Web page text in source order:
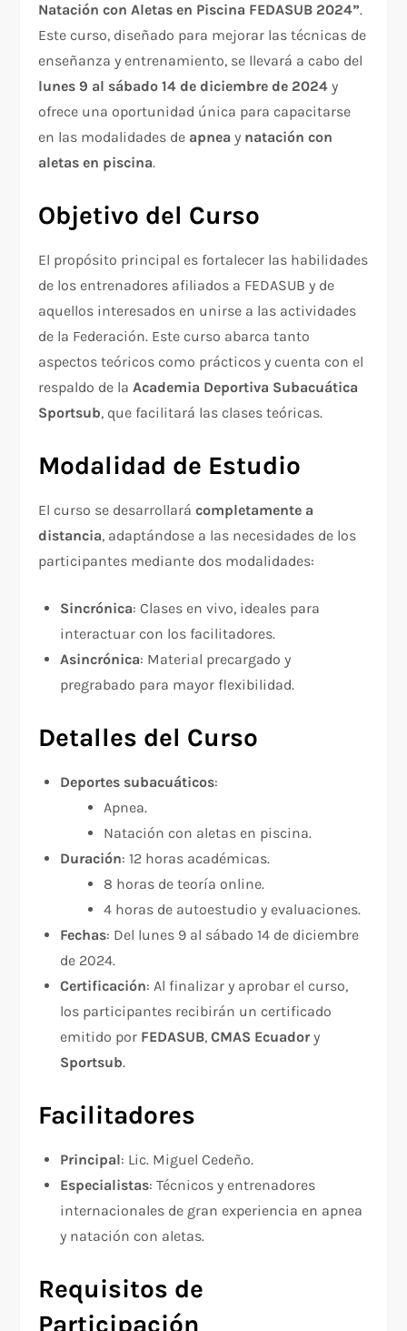
Natación con Aletas en Piscina FEDASUB 2024”.
Este curso, diseñado para mejorar las técnicas de
enseñanza y entrenamiento, se llevará a cabo del
lunes 9 al sábado 14 de diciembre de 2024 y
ofrece una oportunidad única para capacitarse
en las modalidades de apnea y natación con
aletas en piscina.
Objetivo del Curso
El propósito principal es fortalecer las habilidades
de los entrenadores afiliados a FEDASUB y de
aquellos interesados en unirse a las actividades
de la Federación. Este curso abarca tanto
aspectos teóricos como prácticos y cuenta con el
respaldo de laAcademia Deportiva Subacuática
Sportsub, que facilitará las clases teóricas.
Modalidad de Estudio
El curso se desarrollarácompletamente a
distancia, adaptándose a las necesidades de los
participantes mediante dos modalidades:
Sincrónica: Clases en vivo, ideales para
interactuar con los facilitadores.
Asincrónica: Material precargado y
pregrabado para mayor flexibilidad.
Detalles del Curso
Deportes subacuáticos:
Apnea.
Natación con aletas en piscina.
Duración: 12 horas académicas.
8 horas de teoría online.
4 horas de autoestudio y evaluaciones.
Fechas: Del lunes 9 al sábado 14 de diciembre
de 2024.
Certificación: Al finalizar y aprobar el curso,
los participantes recibirán un certificado
emitido por FEDASUB,CMAS Ecuadory
Sportsub.
Facilitadores
Principal: Lic. Miguel Cedeño.
Especialistas: Técnicos y entrenadores
internacionales de gran experiencia en apnea
y natación con aletas.
Requisitos de
Participación